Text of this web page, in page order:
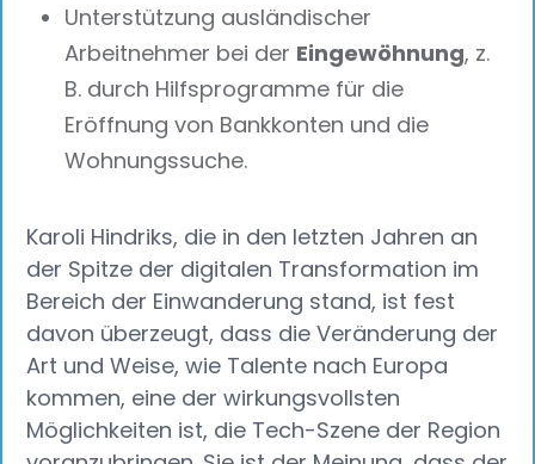
Unterstützung ausländischer
Arbeitnehmer bei der Eingewöhnung, z.
B. durch Hilfsprogramme für die
Eröffnung von Bankkonten und die
Wohnungssuche.
Karoli Hindriks, die in den letzten Jahren an
der Spitze der digitalen Transformation im
Bereich der Einwanderung stand, ist fest
davon überzeugt, dass die Veränderung der
Art und Weise, wie Talente nach Europa
kommen, eine der wirkungsvollsten
Möglichkeiten ist, die Tech-Szene der Region